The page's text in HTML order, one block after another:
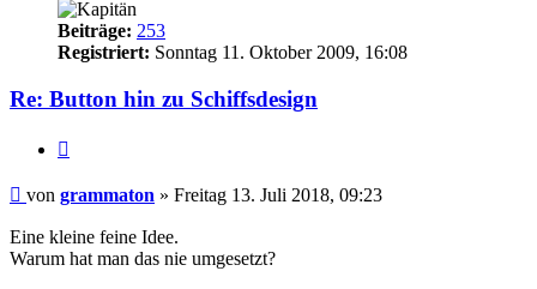
Beiträge: 253
Registriert: Sonntag 11. Oktober 2009, 16:08
Re: Button hin zu Schiffsdesign
Beitrag
von grammaton » Freitag 13. Juli 2018, 09:23
Eine kleine feine Idee.
Warum hat man das nie umgesetzt?